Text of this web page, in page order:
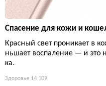
Спасение для кожи и
Красный свет проникает в
ньшает воспаление — и это
ка.
Здоровье 14 109